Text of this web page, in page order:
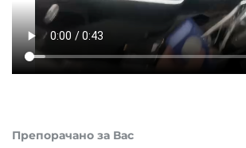
Препорачано за Вас